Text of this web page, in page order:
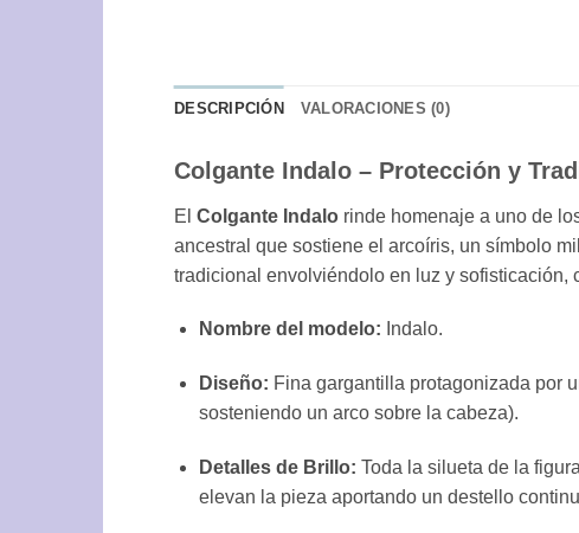
DESCRIPCIÓN VALORACIONES (0)
Colgante Indalo – Protección y
El Colgante Indalo rinde homenaje a uno de
ancestral que sostiene el arcoíris, un símbolo
tradicional envolviéndolo en luz y sofisticación,
Nombre del modelo: Indalo.
Diseño: Fina gargantilla protagonizada por
sosteniendo un arco sobre la cabeza).
Detalles de Brillo: Toda la silueta de la
elevan la pieza aportando un destello